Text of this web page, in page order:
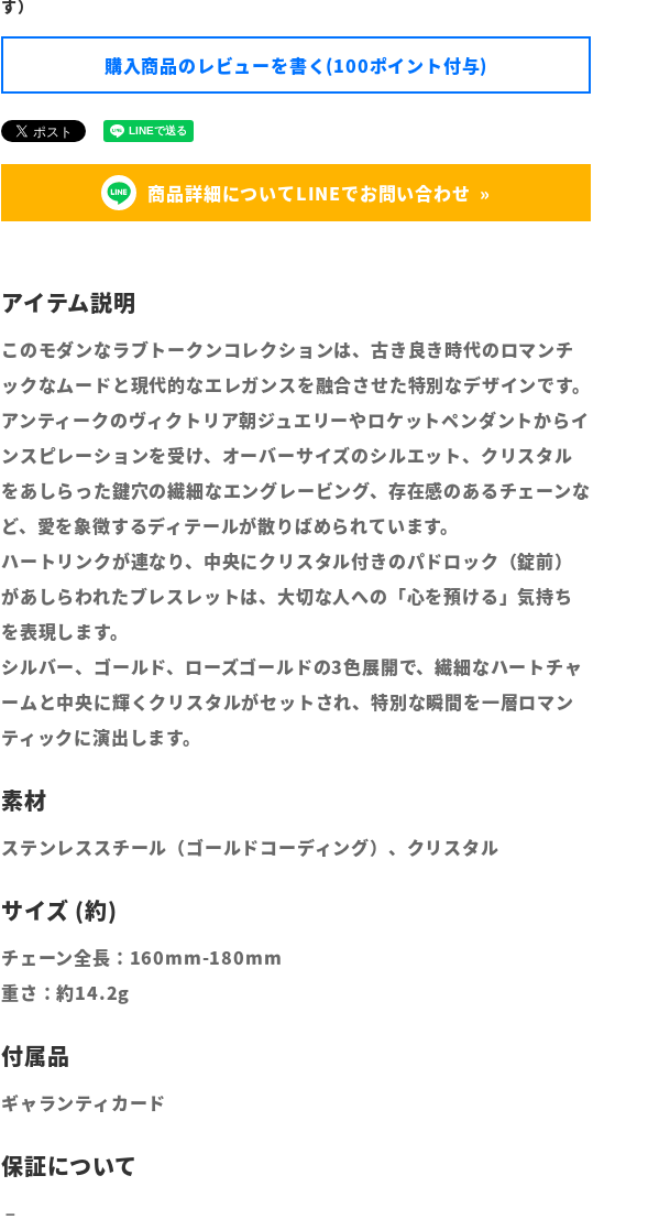
す）
購入商品のレビューを書く(100ポイント付与)
商品詳細についてLINEでお問い合わせ
このモダンなラブトークンコレクションは、古き良き時代のロマンチ
ックなムードと現代的なエレガンスを融合させた特別なデザインです。
アンティークのヴィクトリア朝ジュエリーやロケットペンダントからイ
ンスピレーションを受け、オーバーサイズのシルエット、クリスタル
をあしらった鍵穴の繊細なエングレービング、存在感のあるチェーンな
ど、愛を象徴するディテールが散りばめられています。
ハートリンクが連なり、中央にクリスタル付きのパドロック（錠前）
があしらわれたブレスレットは、大切な人への「心を預ける」気持ち
を表現します。
シルバー、ゴールド、ローズゴールドの3色展開で、繊細なハートチャ
ームと中央に輝くクリスタルがセットされ、特別な瞬間を一層ロマン
ティックに演出します。
ステンレススチール（ゴールドコーディング）、クリスタル
チェーン全長：160mm-180mm
重さ：約14.2g
ギャランティカード